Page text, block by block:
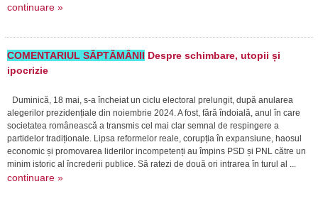
continuare »
COMENTARIUL SĂPTĂMÂNII Despre schimbare, utopii și
ipocrizie
Duminică, 18 mai, s-a încheiat un ciclu electoral prelungit, după anularea
alegerilor prezidențiale din noiembrie 2024. A fost, fără îndoială, anul în care
societatea românească a transmis cel mai clar semnal de respingere a
partidelor tradiționale. Lipsa reformelor reale, corupția în expansiune, haosul
economic și promovarea liderilor incompetenți au împins PSD și PNL către un
minim istoric al încrederii publice. Să ratezi de două ori intrarea în turul al ...
continuare »